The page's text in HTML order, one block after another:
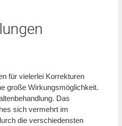
für vielerlei Korrekturen
große Wirkungsmöglichkeit.
Das
sich vermehrt im
die verschiedensten